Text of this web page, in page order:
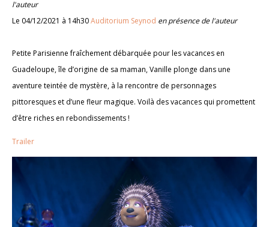
l'auteur
Le 04/12/2021 à 14h30Auditorium Seynod en présence de l'auteur
Petite Parisienne fraîchement débarquée pour les vacances en
Guadeloupe, île d’origine de sa maman, Vanille plonge dans une
aventure teintée de mystère, à la rencontre de personnages
pittoresques et d’une fleur magique. Voilà des vacances qui promettent
d’être riches en rebondissements !
Trailer